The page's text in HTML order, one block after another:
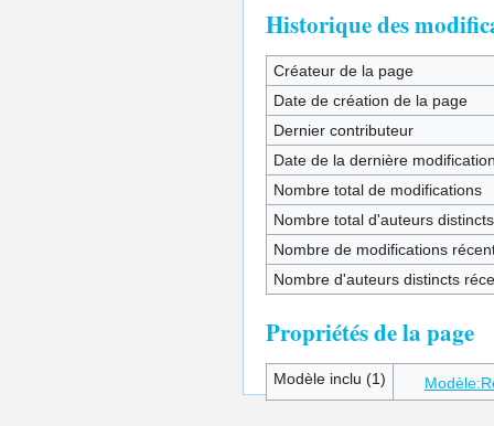
Historique des
Créateur de la page
Date de création de la page
Dernier contributeur
Date de la dernière
Nombre total de modifications
Nombre total d'auteurs distincts
Nombre de modifications
Nombre d'auteurs distincts
Propriétés de la page
Modèle inclu (1)